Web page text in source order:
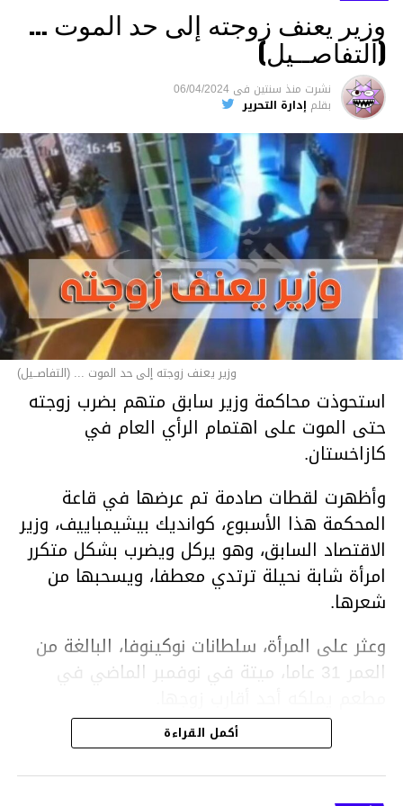
وزير يعنف زوجته إلى حد الموت …
(التفاصــيل)
نشرت منذ سنتين فى 06/04/2024
بقلم إدارة التحرير
وزير يعنف زوجته إلى حد الموت ... (التفاصــيل)
استحوذت محاكمة وزير سابق متهم بضرب زوجته
حتى الموت على اهتمام الرأي العام في
كازاخستان.
وأظهرت لقطات صادمة تم عرضها في قاعة
المحكمة هذا الأسبوع، كوانديك بيشيمباييف، وزير
الاقتصاد السابق، وهو يركل ويضرب بشكل متكرر
امرأة شابة نحيلة ترتدي معطفا، ويسحبها من
شعرها.
وعثر على المرأة، سلطانات نوكينوفا، البالغة من
العمر 31 عاما، ميتة في نوفمبر الماضي في
ووفقا لتقرير الطبيب الشرعي، توفيت نوكينوفا
متأثرة بصدمة في الدماغ، وكانت إحدى عظام
أنفها مكسورة وكانت هناك كدمات متعددة على
أكمل القراءة